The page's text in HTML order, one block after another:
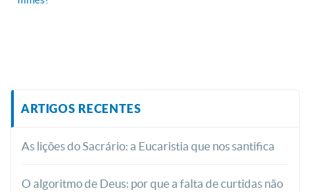
ARTIGOS RECENTES
As lições do Sacrário: a Eucaristia que nos santifica
O algoritmo de Deus: por que a falta de curtidas não